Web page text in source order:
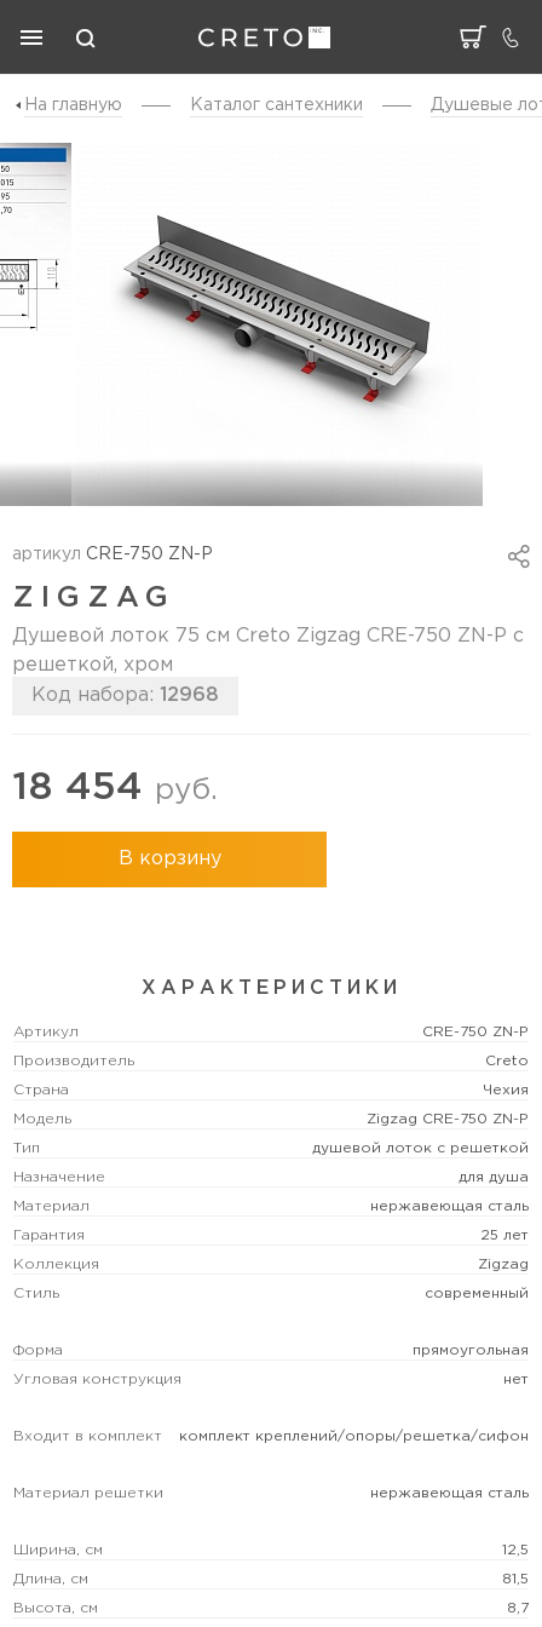
На главную Каталог cантехники Душевые
артикул CRE-750 ZN-P
ZIGZAG
Душевой лоток 75 см Creto Zigzag CRE-750 ZN-P с
решеткой, хром
Код набора: 12968
18 454 руб.
В корзину
ХАРАКТЕРИСТИКИ
Артикул CRE-750 ZN-P
Производитель Creto
Страна Чехия
Модель Zigzag CRE-750 ZN-P
Тип душевой лоток с решеткой
Назначение для душа
Материал нержавеющая сталь
Гарантия 25 лет
Коллекция Zigzag
Стиль современный
Форма прямоугольная
Угловая конструкция нет
Входит в комплект комплект креплений/опоры/решетка/сифон
Материал решетки нержавеющая сталь
Ширина, см 12,5
Длина, см 81,5
Высота, см 8,7